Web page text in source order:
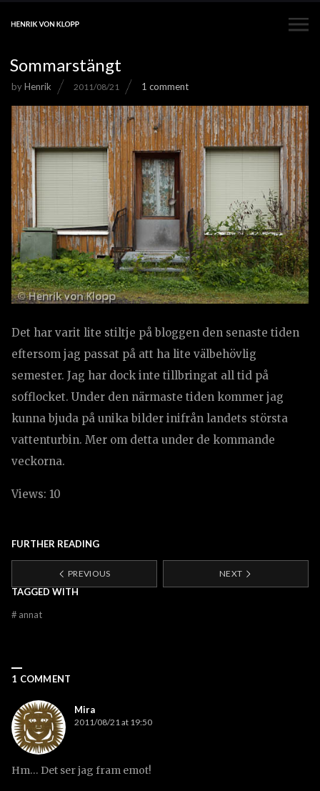
Sommarstängt
byHenrik 2011/08/21 1 comment
Det har varit lite stiltje på bloggen den senaste tiden
eftersom jag passat på att ha lite välbehövlig
semester. Jag har dock inte tillbringat all tid på
sofflocket. Under den närmaste tiden kommer jag
kunna bjuda på unika bilder inifrån landets största
vattenturbin. Mer om detta under de kommande
veckorna.
Views: 10
FURTHER READING
PREVIOUS NEXT
TAGGED WITH
# annat
1 COMMENT
Mira
2011/08/21 at 19:50
Hm… Det ser jag fram emot!